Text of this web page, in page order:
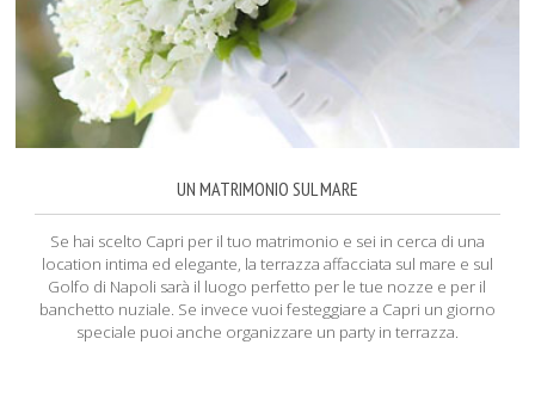
UN MATRIMONIO SUL MARE
Se hai scelto Capri per il tuo matrimonio e sei in cerca di una
location intima ed elegante, la terrazza affacciata sul mare e sul
Golfo di Napoli sarà il luogo perfetto per le tue nozze e per il
banchetto nuziale. Se invece vuoi festeggiare a Capri un giorno
speciale puoi anche organizzare un party in terrazza.